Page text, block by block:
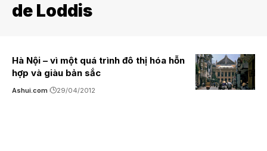
de Loddis
Hà Nội – vì một quá trình đô thị hóa hỗn
hợp và giàu bản sắc
Ashui.com 29/04/2012